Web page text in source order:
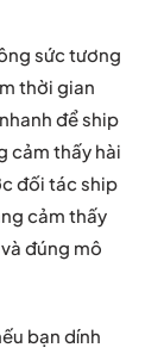
sức tương
thời gian
để ship
cảm thấy hài
đối tác ship
cảm thấy
đúng mô
bạn dính